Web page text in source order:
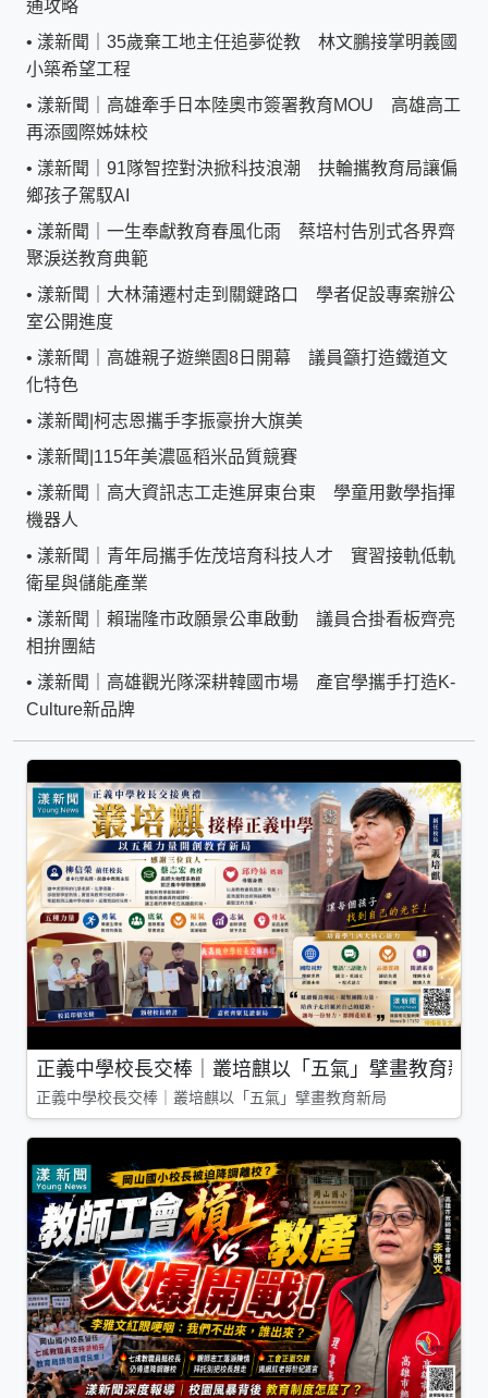
通攻略
• 漾新聞｜35歲棄工地主任追夢從教 林文鵬接掌明義國
小築希望工程
• 漾新聞｜高雄牽手日本陸奧市簽署教育MOU 高雄高工
再添國際姊妹校
• 漾新聞｜91隊智控對決掀科技浪潮 扶輪攜教育局讓偏
鄉孩子駕馭AI
• 漾新聞｜一生奉獻教育春風化雨 蔡培村告別式各界齊
聚淚送教育典範
• 漾新聞｜大林蒲遷村走到關鍵路口 學者促設專案辦公
室公開進度
• 漾新聞｜高雄親子遊樂園8日開幕 議員籲打造鐵道文
化特色
• 漾新聞|柯志恩攜手李振豪拚大旗美
• 漾新聞|115年美濃區稻米品質競賽
• 漾新聞｜高大資訊志工走進屏東台東 學童用數學指揮
機器人
• 漾新聞｜青年局攜手佐茂培育科技人才 實習接軌低軌
衛星與儲能產業
• 漾新聞｜賴瑞隆市政願景公車啟動 議員合掛看板齊亮
相拚團結
• 漾新聞｜高雄觀光隊深耕韓國市場 產官學攜手打造K-
Culture新品牌
正義中學校長交棒｜叢培麒以「五氣」擘畫教育新局
正義中學校長交棒｜叢培麒以「五氣」擘畫教育新局